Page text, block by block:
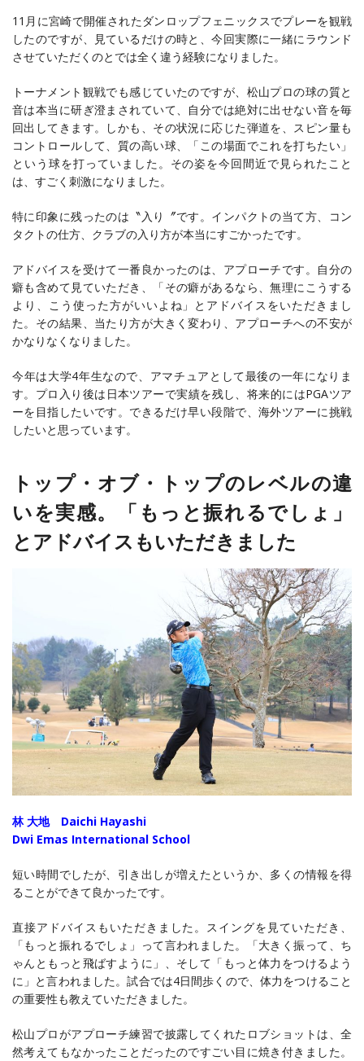
11月に宮崎で開催されたダンロップフェニックスでプレーを観戦
したのですが、見ているだけの時と、今回実際に一緒にラウンド
させていただくのとでは全く違う経験になりました。
トーナメント観戦でも感じていたのですが、松山プロの球の質と
音は本当に研ぎ澄まされていて、自分では絶対に出せない音を毎
回出してきます。しかも、その状況に応じた弾道を、スピン量も
コントロールして、質の高い球、「この場面でこれを打ちたい」
という球を打っていました。その姿を今回間近で見られたこと
は、すごく刺激になりました。
特に印象に残ったのは〝入り〞です。インパクトの当て方、コン
タクトの仕方、クラブの入り方が本当にすごかったです。
アドバイスを受けて一番良かったのは、アプローチです。自分の
癖も含めて見ていただき、「その癖があるなら、無理にこうする
より、こう使った方がいいよね」とアドバイスをいただきまし
た。その結果、当たり方が大きく変わり、アプローチへの不安が
かなりなくなりました。
今年は大学4年生なので、アマチュアとして最後の一年になりま
す。プロ入り後は日本ツアーで実績を残し、将来的にはPGAツア
ーを目指したいです。できるだけ早い段階で、海外ツアーに挑戦
したいと思っています。
トップ・オブ・トップのレベルの違
いを実感。「もっと振れるでしょ」
とアドバイスもいただきました
林 大地 Daichi Hayashi
Dwi Emas International School
短い時間でしたが、引き出しが増えたというか、多くの情報を得
ることができて良かったです。
直接アドバイスもいただきました。スイングを見ていただき、
「もっと振れるでしょ」って言われました。「大きく振って、ち
ゃんともっと飛ばすように」、そして「もっと体力をつけるよう
に」と言われました。試合では4日間歩くので、体力をつけること
の重要性も教えていただきました。
松山プロがアプローチ練習で披露してくれたロブショットは、全
然考えてもなかったことだったのですごい目に焼き付きました。